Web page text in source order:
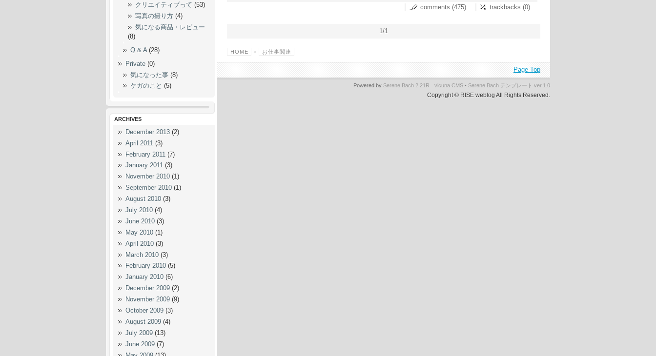
comments (475) trackbacks (0)
1/1
HOME > お仕事関連
クリエイティブって (53)
写真の撮り方 (4)
気になる商品・レビュー
(8)
Q & A (28)
Private (0)
気になった事 (8)
ケガのこと (5)
ARCHIVES
December 2013 (2)
April 2011 (3)
February 2011 (7)
January 2011 (3)
November 2010 (1)
September 2010 (1)
August 2010 (3)
July 2010 (4)
June 2010 (3)
May 2010 (1)
April 2010 (3)
March 2010 (3)
February 2010 (5)
January 2010 (6)
December 2009 (2)
November 2009 (9)
October 2009 (3)
August 2009 (4)
July 2009 (13)
June 2009 (7)
Page Top
Powered by Serene Bach 2.21R vicuna CMS - Serene Bach テンプレート
Copyright © RISE weblog All Rights Reserved.